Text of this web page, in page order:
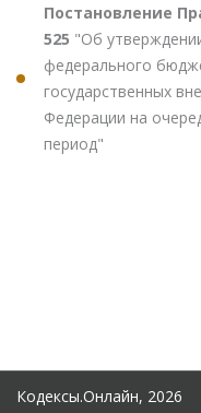
Постановление
525 "Об
федерального
государственных
Федерации на
период"
Кодексы.Онлайн, 2026